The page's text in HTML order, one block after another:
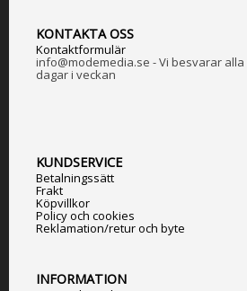
KONTAKTA OSS
Kontaktformulär
info@modemedia.se - Vi besvarar alla
dagar i veckan
KUNDSERVICE
Betalningssätt
Frakt
Köpvillkor
Policy och cookies
Reklamation/retur och byte
INFORMATION